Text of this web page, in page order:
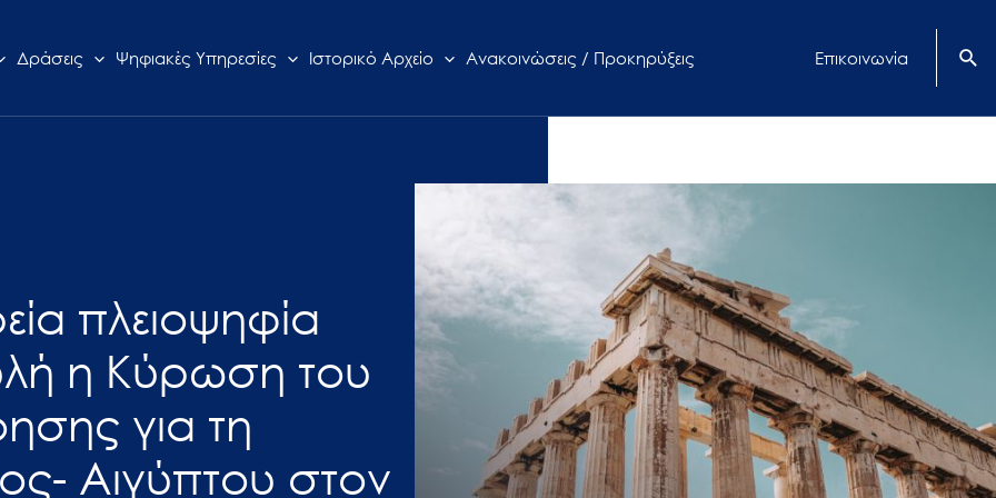
Δράσεις Ψηφιακές Υπηρεσίες Ιστορικό Αρχείο Ανακοινώσεις / Προκηρύξεις Επικοινωνία
πλειοψηφία
η Κύρωση του
για τη
Αιγύπτου στον